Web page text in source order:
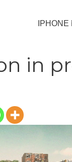
IPHONE
in